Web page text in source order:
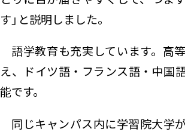
す」と説明しました。
語学教育も充実しています。高
え、ドイツ語・フランス語・中国
能です。
同じキャンパス内に学習院大学